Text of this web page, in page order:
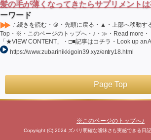
髪の毛が薄くなってきたらサプリメントは
ーワード
∴続きを読む・＠・先頭に戻る・▲・上部へ移動す
Top・※・このページのトップへ・♪・≫・Read more
「★VIEW CONTENT」・□■記事はコチラ・Look up an
https://www.zubarinikkigoin39.xyz/entry18.html
Page Top
※このページのトップへ♪
Copyright (C) 2024 ズバリ明確な曖昧さも実感できる日